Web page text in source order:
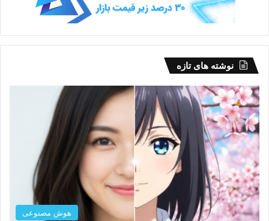
نوشته های تازه
هوش مصنوعی